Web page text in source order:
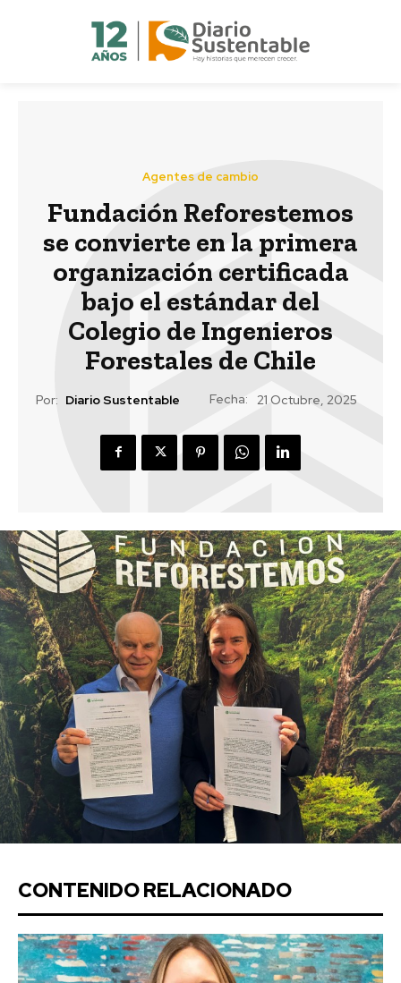
Agentes de cambio
Fundación Reforestemos
se convierte en la primera
organización certificada
bajo el estándar del
Colegio de Ingenieros
Forestales de Chile
Por: Diario Sustentable Fecha: 21 Octubre, 2025
CONTENIDO RELACIONADO